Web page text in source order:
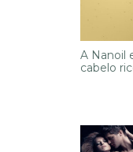
A Nanoil
cabelo